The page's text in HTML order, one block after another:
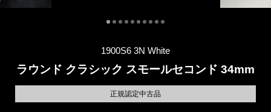
1900S6 3N White
ラウンド クラシック スモールセコンド 34mm
正規認定中古品